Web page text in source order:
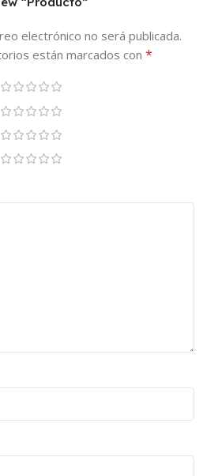
electrónico no será publicada.
están marcados con *